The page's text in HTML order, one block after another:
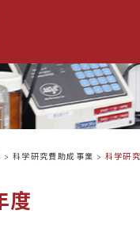
> 科学研究費助成事業 > 科学研
度